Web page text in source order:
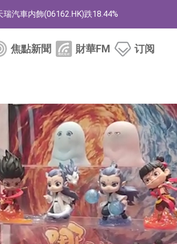
汽車内飾(06162.HK)跌18.44%
，拿森科技(02261.HK)漲+64.11%
措施
國產CPU與GPU構建
認證
焦點新聞 財華FM 订阅